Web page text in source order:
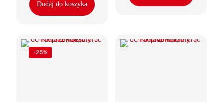
Dodaj do koszyka
-25%